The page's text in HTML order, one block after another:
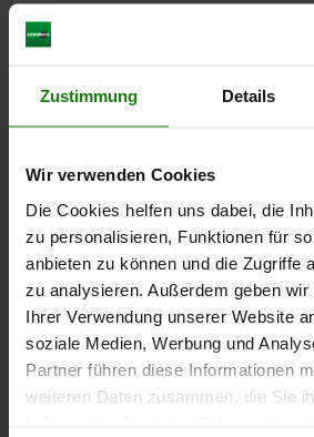
Zustimmung Details
Wir verwenden Cookies
Die Cookies helfen uns dabei, die
zu personalisieren, Funktionen für
anbieten zu können und die Zugriffe
zu analysieren. Außerdem geben
Ihrer Verwendung unserer Website
soziale Medien, Werbung und
Partner führen diese Informationen
weiteren Daten zusammen, die Sie
Einträge / Seite von 4
Andere Kunden
06621